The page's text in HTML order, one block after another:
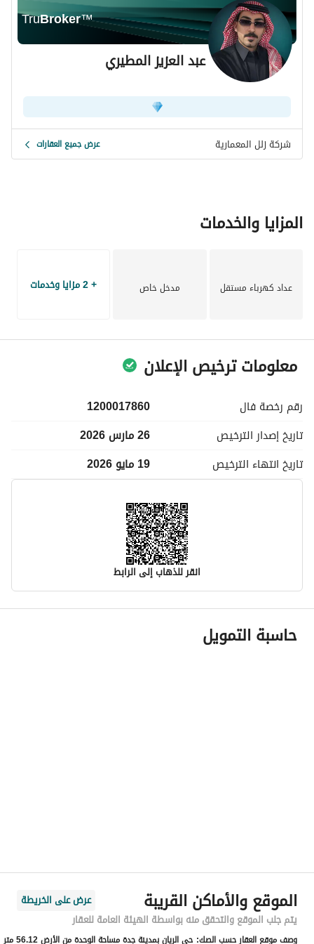
اعتبر هذه الفيلا لخططك الطويلة الأمد واستثمر في عقار ليس
مجرد منزل، بل أيضًا أصل ثمين.
TruBroker™
عبد العزيز المطيري
شركة زلل المعمارية عرض جميع العقارات
المزايا والخدمات
عداد كهرباء مستقل مدخل خاص + 2 مزايا وخدمات
معلومات ترخيص الإعلان
رقم رخصة فال
1200017860
تاريخ إصدار الترخيص
26 مارس 2026
تاريخ انتهاء الترخيص 19 مايو 2026
انقر للذهاب إلى الرابط
معلومات مسؤول الإعلان
اسم المسؤول
رقم المبنى
8057
حاسبة التمويل
الموقع والأماكن القريبة
عرض على الخريطة
يتم جلب الموقع والتحقق منه بواسطة الهيئة العامة للعقار
وصف موقع العقار حسب الصك:
حي الريان بمدينة جدة مساحة الوحدة من الأرض 56.12 متر